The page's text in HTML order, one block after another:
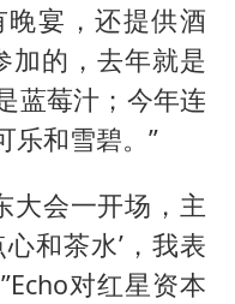
宴，还提供酒
加的，去年就是
蓝莓汁；今年连
乐和雪碧。”
大会一开场，主
和茶水’，我表
对红星资本